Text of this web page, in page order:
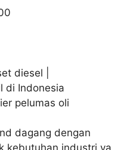
diesel |
di Indonesia
pelumas oli
dagang dengan
kebutuhan industri ya